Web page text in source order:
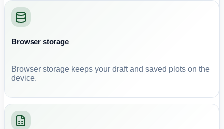
Browser storage
Browser storage keeps your draft and saved plots on the
device.